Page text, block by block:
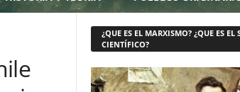
¿QUE ES EL MARXISMO? ¿QUE ES EL
CIENTÍFICO?